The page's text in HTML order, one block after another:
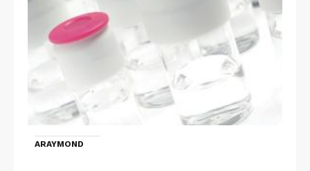
ARAYMOND